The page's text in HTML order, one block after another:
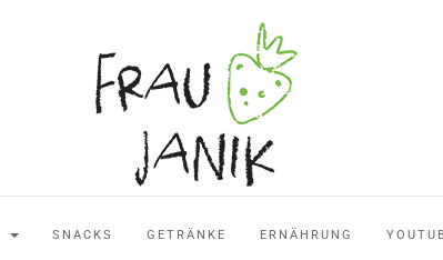
SNACKS GETRÄNKE ERNÄHRUNG